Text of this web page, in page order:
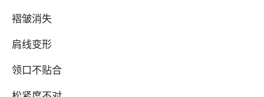
褶皱消失
肩线变形
领口不贴合